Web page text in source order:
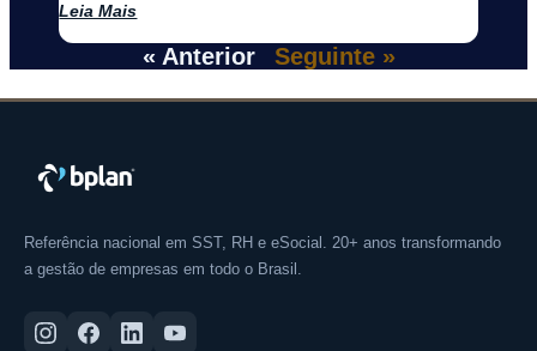
Leia Mais
« Anterior Seguinte »
Referência nacional em SST, RH e eSocial. 20+ anos transformando
a gestão de empresas em todo o Brasil.